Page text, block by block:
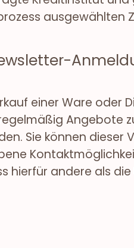
ausgewählten
einer Ware oder
Angebote
Sie können dieser
hierfür andere als